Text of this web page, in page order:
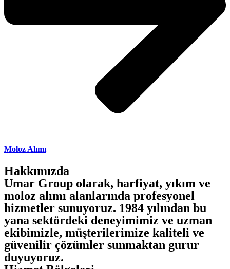
Moloz Alımı
Hakkımızda
Umar Group olarak, harfiyat, yıkım ve
moloz alımı alanlarında profesyonel
hizmetler sunuyoruz. 1984 yılından bu
yana sektördeki deneyimimiz ve uzman
ekibimizle, müşterilerimize kaliteli ve
güvenilir çözümler sunmaktan gurur
duyuyoruz.